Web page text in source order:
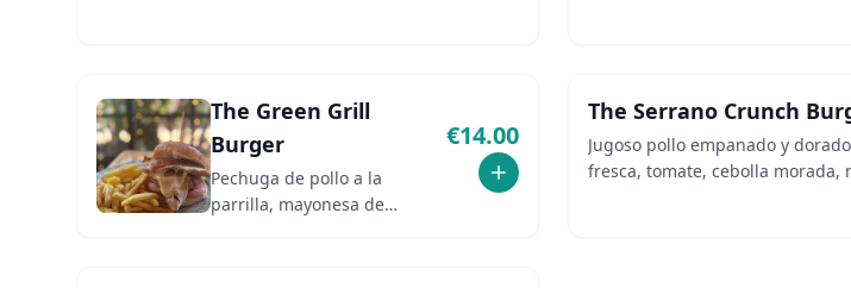
The Green Grill
Burger
Pechuga de pollo a la
parrilla, mayonesa de
€14.00
The Serrano Crunch
Jugoso pollo empanado y
fresca, tomate, cebolla morada,